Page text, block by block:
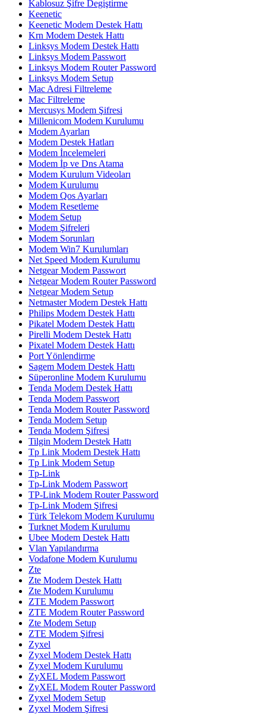
Kablosuz Şifre Degiştirme
Keenetic
Keenetic Modem Destek Hattı
Krn Modem Destek Hattı
Linksys Modem Destek Hattı
Linksys Modem Passwort
Linksys Modem Router Password
Linksys Modem Setup
Mac Adresi Filtreleme
Mac Filtreleme
Mercusys Modem Şifresi
Millenicom Modem Kurulumu
Modem Ayarları
Modem Destek Hatları
Modem İncelemeleri
Modem İp ve Dns Atama
Modem Kurulum Videoları
Modem Kurulumu
Modem Qos Ayarları
Modem Resetleme
Modem Setup
Modem Şifreleri
Modem Sorunları
Modem Win7 Kurulumları
Net Speed Modem Kurulumu
Netgear Modem Passwort
Netgear Modem Router Password
Netgear Modem Setup
Netmaster Modem Destek Hattı
Philips Modem Destek Hattı
Pikatel Modem Destek Hattı
Pirelli Modem Destek Hattı
Pixatel Modem Destek Hattı
Port Yönlendirme
Sagem Modem Destek Hattı
Süperonline Modem Kurulumu
Tenda Modem Destek Hattı
Tenda Modem Passwort
Tenda Modem Router Password
Tenda Modem Setup
Tenda Modem Şifresi
Tilgin Modem Destek Hattı
Tp Link Modem Destek Hattı
Tp Link Modem Setup
Tp-Link
Tp-Link Modem Passwort
TP-Link Modem Router Password
Tp-Link Modem Şifresi
Türk Telekom Modem Kurulumu
Turknet Modem Kurulumu
Ubee Modem Destek Hattı
Vlan Yapılandırma
Vodafone Modem Kurulumu
Zte
Zte Modem Destek Hattı
Zte Modem Kurulumu
ZTE Modem Passwort
ZTE Modem Router Password
Zte Modem Setup
ZTE Modem Şifresi
Zyxel
Zyxel Modem Destek Hattı
Zyxel Modem Kurulumu
ZyXEL Modem Passwort
ZyXEL Modem Router Password
Zyxel Modem Setup
Zyxel Modem Şifresi